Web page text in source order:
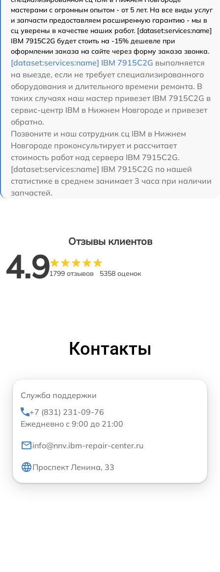
мастерами с огромным опытом - от 5 лет. На все виды услуг
и запчасти предоставляем расширенную гарантию - мы в
сц уверены в качестве наших работ. [dataset:services:name]
IBM 7915C2G будет стоить на -15% дешевле при
оформлении заказа на сайте через форму заказа звонка.
[dataset:services:name] IBM 7915C2G выполняется
на выезде, если не требует специализированного
оборудования и длительного времени ремонта. В
таких случаях наш мастер привезет IBM 7915C2G в
сервис-центр IBM в Нижнем Новгороде и привезет
обратно.
Позвоните и наш сотрудник сц IBM в Нижнем
Новгороде проконсультирует и рассчитает
стоимость работ над сервера IBM 7915C2G.
[dataset:services:name] IBM 7915C2G по нашей
статистике в среднем занимает 3 часа при наличии
запчастей.
Отзывы клиентов
4.91799 отзывов 5358 оценок
Контакты
Служба поддержки
+7 (831) 231-09-76
Ежедневно с 9:00 до 21:00
info@nnv.ibm-repair-center.ru
Проспект Ленина, 33